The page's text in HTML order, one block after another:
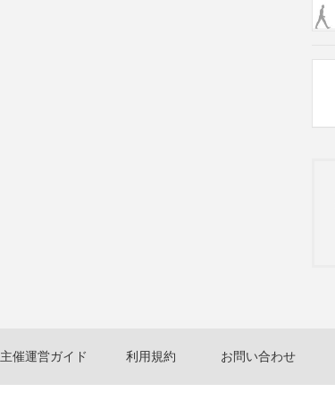
主催運営ガイド 利用規約 お問い合わせ